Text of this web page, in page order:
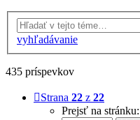
vyhľadávanie
435 príspevkov
Strana 22 z 22
Prejsť na stránku: